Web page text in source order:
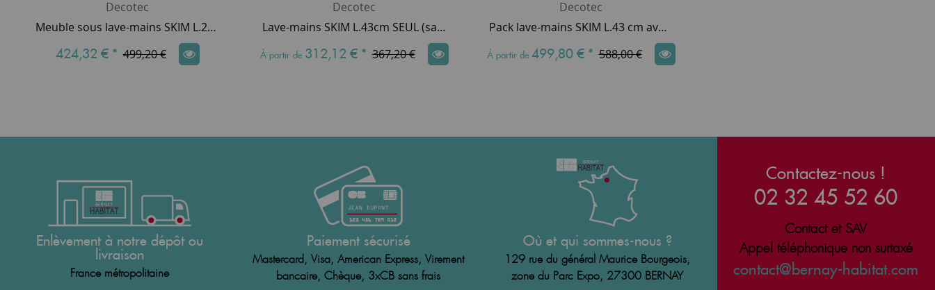
Decotec
Meuble sous lave-mains SKIM L.25cm 1 porte laqué - DECOTEC Réf. 1147541
424,32 € * 499,20 €
Decotec
Lave-mains SKIM L.43cm SEUL (sans accessoires) - DECOTEC Réf. 114750
À partir de 312,12 € * 367,20 €
Decotec
Pack lave-mains SKIM L.43 cm avec étagère porte-serviette (miroir, mitigeur, bonde et siphon en option) - DECOTEC
À partir de 499,80 € * 588,00 €
Enlèvement à notre dépôt ou
livraison
France métropolitaine
Paiement sécurisé
Mastercard, Visa, American Express, Virement
bancaire, Chèque, 3xCB sans frais
Où et qui sommes-nous ?
129 rue du général Maurice Bourgeois,
zone du Parc Expo, 27300 BERNAY
Contactez-nous !
02 32 45 52 60
Contact et SAV
Appel téléphonique non surtaxé
contact@bernay-habitat.com